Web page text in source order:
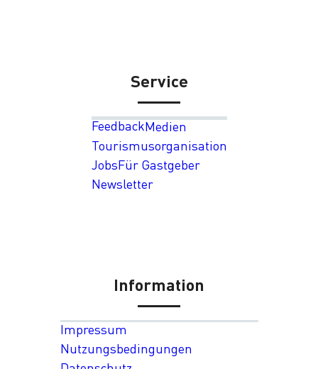
Service
FeedbackMedien
Tourismusorganisation
JobsFür Gastgeber
Newsletter
Information
Impressum
Nutzungsbedingungen